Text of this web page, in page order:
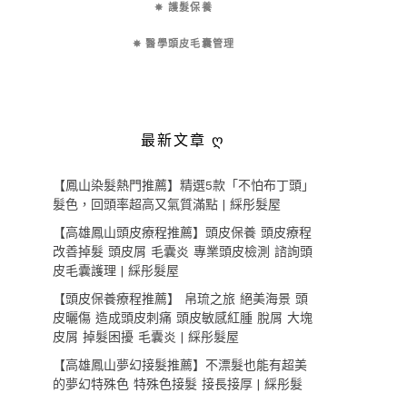
✵ 護髮保養
✵ 醫學頭皮毛囊管理
最新文章 ღ
【鳳山染髮熱門推薦】精選5款「不怕布丁頭」
髮色，回頭率超高又氣質滿點 | 綵彤髮屋
【高雄鳳山頭皮療程推薦】頭皮保養 頭皮療程
改善掉髮 頭皮屑 毛囊炎 專業頭皮檢測 諮詢頭
皮毛囊護理 | 綵彤髮屋
【頭皮保養療程推薦】 帛琉之旅 絕美海景 頭
皮曬傷 造成頭皮刺痛 頭皮敏感紅腫 脫屑 大塊
皮屑 掉髮困擾 毛囊炎 | 綵彤髮屋
【高雄鳳山夢幻接髮推薦】不漂髮也能有超美
的夢幻特殊色 特殊色接髮 接長接厚 | 綵彤髮